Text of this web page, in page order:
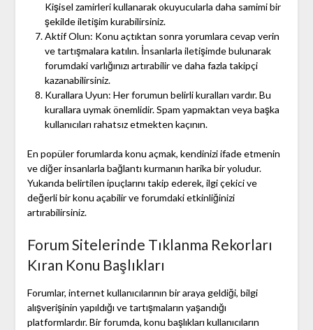
Kişisel zamirleri kullanarak okuyucularla daha samimi bir
şekilde iletişim kurabilirsiniz.
Aktif Olun: Konu açtıktan sonra yorumlara cevap verin
ve tartışmalara katılın. İnsanlarla iletişimde bulunarak
forumdaki varlığınızı artırabilir ve daha fazla takipçi
kazanabilirsiniz.
Kurallara Uyun: Her forumun belirli kuralları vardır. Bu
kurallara uymak önemlidir. Spam yapmaktan veya başka
kullanıcıları rahatsız etmekten kaçının.
En popüler forumlarda konu açmak, kendinizi ifade etmenin
ve diğer insanlarla bağlantı kurmanın harika bir yoludur.
Yukarıda belirtilen ipuçlarını takip ederek, ilgi çekici ve
değerli bir konu açabilir ve forumdaki etkinliğinizi
artırabilirsiniz.
Forum Sitelerinde Tıklanma Rekorları
Kıran Konu Başlıkları
Forumlar, internet kullanıcılarının bir araya geldiği, bilgi
alışverişinin yapıldığı ve tartışmaların yaşandığı
platformlardır. Bir forumda, konu başlıkları kullanıcıların